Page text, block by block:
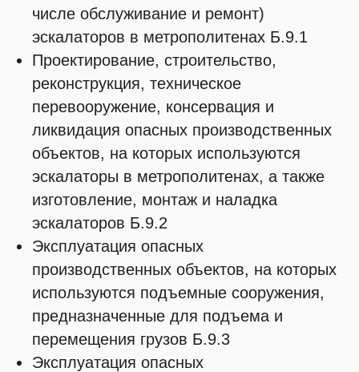
числе обслуживание и ремонт)
эскалаторов в метрополитенах Б.9.1
Проектирование, строительство,
реконструкция, техническое
перевооружение, консервация и
ликвидация опасных производственных
объектов, на которых используются
эскалаторы в метрополитенах, а также
изготовление, монтаж и наладка
эскалаторов Б.9.2
Эксплуатация опасных
производственных объектов, на которых
используются подъемные сооружения,
предназначенные для подъема и
перемещения грузов Б.9.3
Эксплуатация опасных